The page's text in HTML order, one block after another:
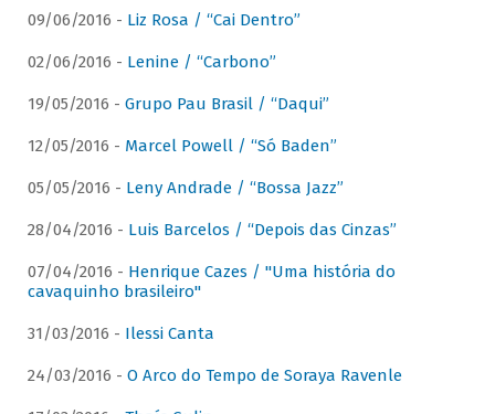
09/06/2016 - Liz Rosa / “Cai Dentro”
02/06/2016 - Lenine / “Carbono”
19/05/2016 - Grupo Pau Brasil / “Daqui”
12/05/2016 - Marcel Powell / “Só Baden”
05/05/2016 - Leny Andrade / “Bossa Jazz”
28/04/2016 - Luis Barcelos / “Depois das Cinzas”
07/04/2016 - Henrique Cazes / "Uma história do
cavaquinho brasileiro"
31/03/2016 - Ilessi Canta
24/03/2016 - O Arco do Tempo de Soraya Ravenle